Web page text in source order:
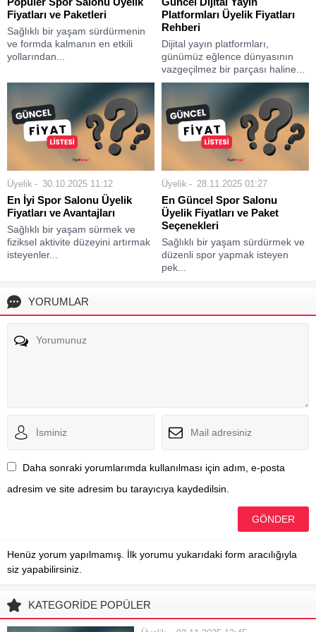
Fiyatları ve Paketleri
Sağlıklı bir yaşam sürdürmenin
ve formda kalmanın en etkili
yollarından...
Platformları Üyelik Fiyatları
Rehberi
Dijital yayın platformları,
günümüz eğlence dünyasının
vazgeçilmez bir parçası haline...
Üyelik 30.10.2025 11:12
En İyi Spor Salonu Üyelik
Fiyatları ve Avantajları
Sağlıklı bir yaşam sürmek ve
fiziksel aktivite düzeyini artırmak
isteyenler...
Üyelik 28.11.2025 01:27
En Güncel Spor Salonu
Üyelik Fiyatları ve Paket
Seçenekleri
Sağlıklı bir yaşam sürdürmek ve
düzenli spor yapmak isteyen
pek...
YORUMLAR
Daha sonraki yorumlarımda kullanılması için adım, e-posta
adresim ve site adresim bu tarayıcıya kaydedilsin.
Henüz yorum yapılmamış. İlk yorumu yukarıdaki form aracılığıyla
siz yapabilirsiniz.
KATEGORİDE POPÜLER